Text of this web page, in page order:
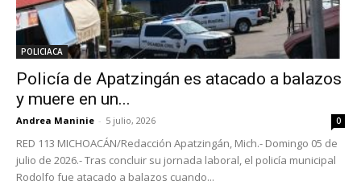
POLICIACA
Policía de Apatzingán es atacado a balazos
y muere en un...
Andrea Maninie - 5 julio, 2026 0
RED 113 MICHOACÁN/Redacción Apatzingán, Mich.- Domingo 05 de
julio de 2026.- Tras concluir su jornada laboral, el policía municipal
Rodolfo fue atacado a balazos cuando...